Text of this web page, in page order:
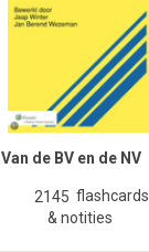
Van de BV en de NV
2145 flashcards
& notities